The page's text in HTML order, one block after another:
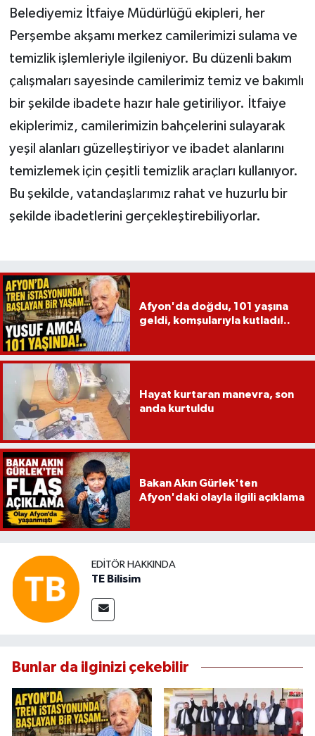
Belediyemiz İtfaiye Müdürlüğü ekipleri, her
Perşembe akşamı merkez camilerimizi sulama ve
temizlik işlemleriyle ilgileniyor. Bu düzenli bakım
çalışmaları sayesinde camilerimiz temiz ve bakımlı
bir şekilde ibadete hazır hale getiriliyor. İtfaiye
ekiplerimiz, camilerimizin bahçelerini sulayarak
yeşil alanları güzelleştiriyor ve ibadet alanlarını
temizlemek için çeşitli temizlik araçları kullanıyor.
Bu şekilde, vatandaşlarımız rahat ve huzurlu bir
şekilde ibadetlerini gerçekleştirebiliyorlar.
Afyon'da doğdu, 101 yaşına
geldi, komşularıyla kutladı!..
Hayat kurtaran manevra, son
anda kurtuldu
Bakan Akın Gürlek'ten
Afyon'daki olayla ilgili açıklama
EDITÖR HAKKINDA
TE Bilisim
Bunlar da ilginizi çekebilir